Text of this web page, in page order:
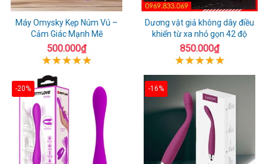
Máy Omysky Kẹp Núm Vú –
Cảm Giác Mạnh Mẽ
500.000₫
Dương vật giả không dây điều
khiển từ xa nhỏ gọn 42 độ
850.000₫
-20% -16%